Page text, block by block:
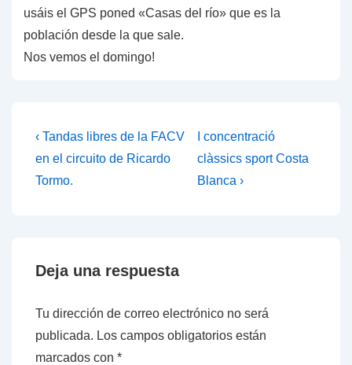
usáis el GPS poned «Casas del río» que es la
población desde la que sale.
Nos vemos el domingo!
Navegación
de
entradas
La
entrada
anterior
‹ Tandas libres de la FACV
en el circuito de Ricardo
Tormo.
La
entrada
siguiente
I concentració
clàssics sport Costa
Blanca ›
Deja una respuesta
Tu dirección de correo electrónico no será
publicada. Los campos obligatorios están
marcados con *